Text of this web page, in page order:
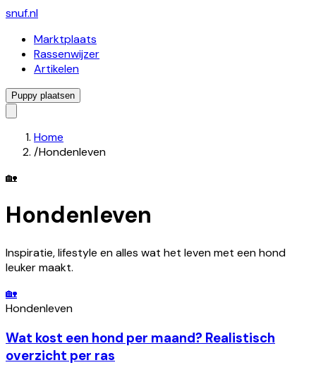
snuf.nl
Marktplaats
Rassenwijzer
Artikelen
Puppy plaatsen
Home
/Hondenleven
🏡
Hondenleven
Inspiratie, lifestyle en alles wat het leven met een hond
leuker maakt.
🏡
Hondenleven
Wat kost een hond per maand? Realistisch
overzicht per ras